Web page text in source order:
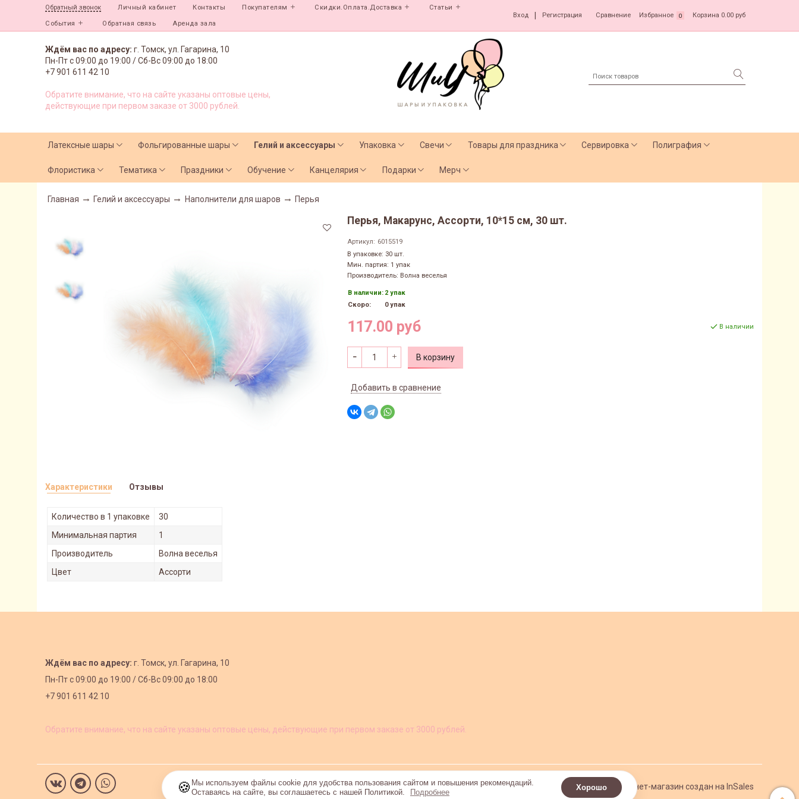
Обратный звонок Личный кабинет Контакты Покупателям Скидки.Оплата.Доставка Статьи
События Обратная связь Аренда зала
Вход Регистрация Сравнение Избранное 0 Корзина 0.00 руб
Ждём вас по адресу: г. Томск, ул. Гагарина, 10
Пн-Пт с09:00 до 19:00 /Сб-Вс 09:00 до 18:00
+7 901 611 42 10
Обратите внимание, что на сайте указаны оптовые цены,
действующие при первом заказе от 3000 рублей.
Латексные шары Фольгированные шары Гелий и аксессуары Упаковка Свечи Товары для праздника Сервировка Полиграфия
Флористика Тематика Праздники Обучение Канцелярия Подарки Мерч
Главная Гелий и аксессуары Наполнители для шаров Перья
Перья, Макарунс, Ассорти, 10*15 см, 30 шт.
Артикул: 6015519
В упаковке: 30 шт.
Мин. партия: 1 упак
Производитель: Волна веселья
В наличии: 2 упак
Скоро:
0 упак
117.00 руб В наличии
В корзину
Добавить в сравнение
Характеристики
Количество в 1 упаковке
30
Минимальная партия
1
Производитель
Волна веселья
Цвет
Ассорти
Отзывы
Ждём вас по адресу: г. Томск, ул. Гагарина, 10
Пн-Пт с09:00 до 19:00 /Сб-Вс 09:00 до 18:00
+7 901 611 42 10
Обратите внимание, что на сайте указаны оптовые цены, действующие при первом заказе от 3000 рублей.
Интернет-магазин создан на InSales
🍪 Мы используем файлы cookie для удобства пользования сайтом и повышения рекомендаций.
Оставаясь на сайте, вы соглашаетесь с нашей Политикой.
Подробнее Хорошо